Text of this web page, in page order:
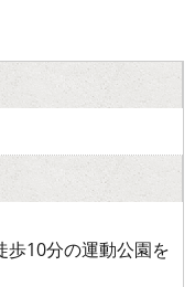
歩10分の運動公園を